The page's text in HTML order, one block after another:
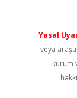
Yasal
veya
kurum